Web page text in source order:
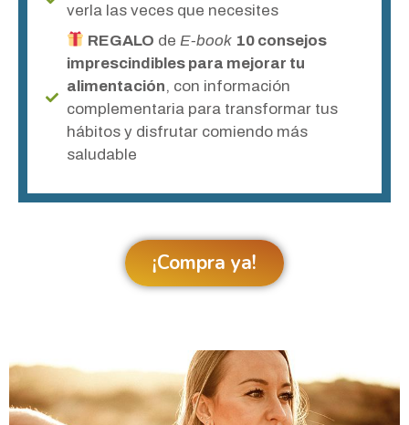
verla las veces que necesites
REGALO de E-book 10 consejos
imprescindibles para mejorar tu
alimentación, con información
complementaria para transformar tus
hábitos y disfrutar comiendo más
saludable
¡Compra ya!